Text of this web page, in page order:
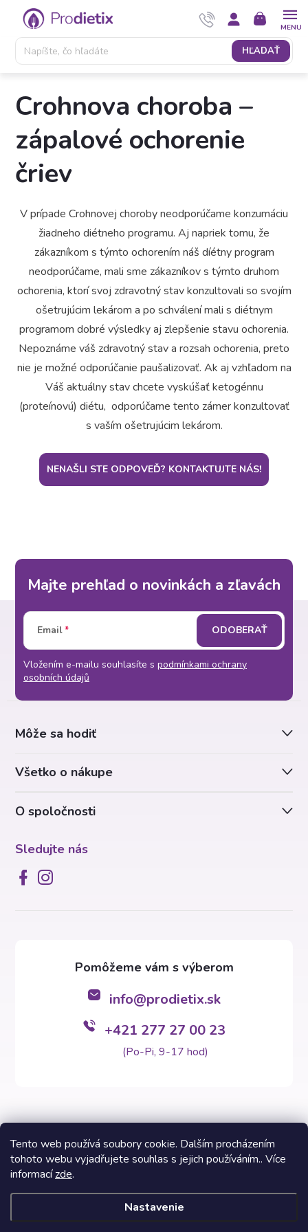
Tento web používá soubory cookie. Dalším procházením
tohoto webu vyjadřujete souhlas s jejich používáním.. Více
informacízde.
Nastavenie
Prejsť
obsah
HĽADAŤ
NÁKUPNÝ
KOŠÍK
Crohnova choroba –
zápalové ochorenie
čriev
V prípade Crohnovej choroby neodporúčame konzumáciu
žiadneho diétneho programu. Aj napriek tomu, že
zákazníkom s týmto ochorením náš díétny program
neodporúčame, mali sme zákazníkov s týmto druhom
ochorenia, ktorí svoj zdravotný stav konzultovali so svojím
ošetrujúcim lekárom a po schválení mali s diétnym
programom dobré výsledky aj zlepšenie stavu ochorenia.
Nepoznáme váš zdravotný stav a rozsah ochorenia, preto
nie je možné odporúčanie paušalizovať. Ak aj vzhľadom na
Váš aktuálny stav chcete vyskúšať ketogénnu
(proteínovú) diétu, odporúčame tento zámer konzultovať
s vaším ošetrujúcim lekárom.
NENAŠLI STE ODPOVEĎ? KONTAKTUJTE NÁS!
Majte prehľad o novinkách a zľavách
Email
Vložením e-mailu souhlasíte s podmínkami ochrany
osobních údajů
ODOBERAŤ
O spoločnosti
Sledujte nás
Môže sa hodiť
Všetko o nákupe
info@prodietix.sk
+421 277 27 00 23
(Po-Pi, 9-17 hod)
Vytvoril Shoptet Premium
Copyright 2026 Prodietix e-shop . Všetky práva vyhradené.